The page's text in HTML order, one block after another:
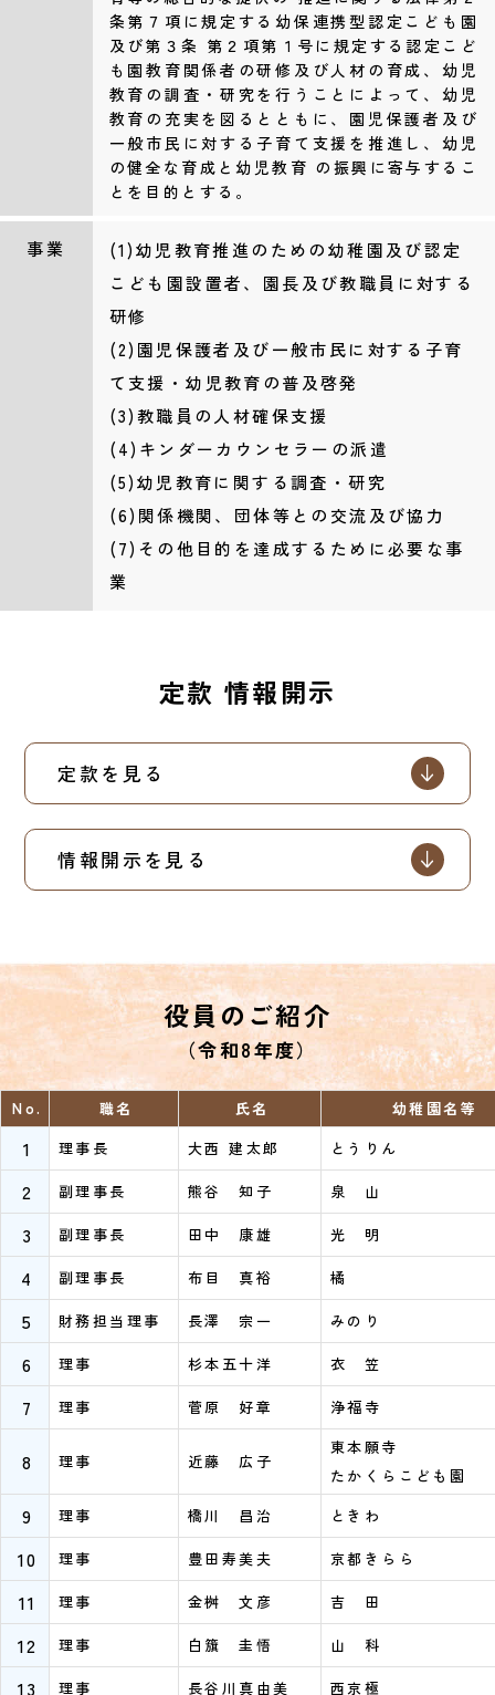
条第７項に規定する幼保連携型認定こども園
及び第３条 第２項第１号に規定する認定こど
も園教育関係者の研修及び人材の育成、幼児
教育の調査・研究を行うことによって、幼児
教育の充実を図るとともに、園児保護者及び
一般市民に対する子育て支援を推進し、幼児
の健全な育成と幼児教育 の振興に寄与するこ
とを目的とする。
事業
(1)幼児教育推進のための幼稚園及び認定
こども園設置者、園長及び教職員に対する
研修
(2)園児保護者及び一般市民に対する子育
て支援・幼児教育の普及啓発
(3)教職員の人材確保支援
(4)キンダーカウンセラーの派遣
(5)幼児教育に関する調査・研究
(6)関係機関、団体等との交流及び協力
(7)その他目的を達成するために必要な事
業
定款 情報開示
定款を見る
情報開示を見る
役員のご紹介
（令和8年度）
No. 職名 氏名 幼稚園名等
1 理事長 大西 建太郎 とうりん
2 副理事長 熊谷 知子 泉 山
3 副理事長 田中 康雄 光 明
4 副理事長 布目 真裕 橘
5 財務担当理事 長澤 宗一 みのり
6 理事 杉本五十洋 衣 笠
7 理事 菅原 好章 浄福寺
8 理事 近藤 広子
東本願寺
たかくらこども園
9 理事 橋川 昌治 ときわ
10 理事 豊田寿美夫 京都きらら
11 理事 金桝 文彦 吉 田
12 理事 白籏 圭悟 山 科
13 理事 長谷川真由美 西京極